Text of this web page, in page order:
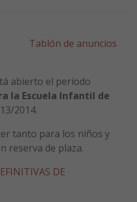
Tablón de anuncios
abierto el período
la Escuela Infantil de
2014.
tanto para los niños y
reserva de plaza.
DE